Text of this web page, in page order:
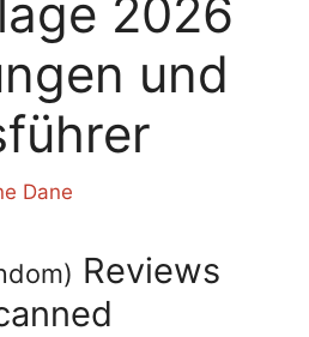
2026
und
Dane
) Reviews